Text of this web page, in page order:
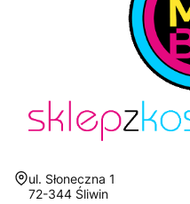
Adres:
ul. Słoneczna 1
72-344 Śliwin